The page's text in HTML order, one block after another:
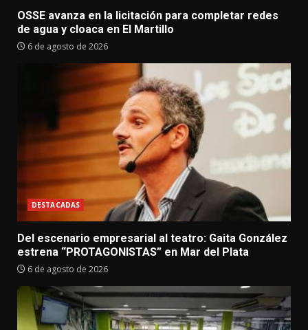
OSSE avanza en la licitación para completar redes
de agua y cloaca en El Martillo
6 de agosto de 2026
DESTACADAS
Del escenario empresarial al teatro: Gaita González
estrena “PROTAGONISTAS” en Mar del Plata
6 de agosto de 2026